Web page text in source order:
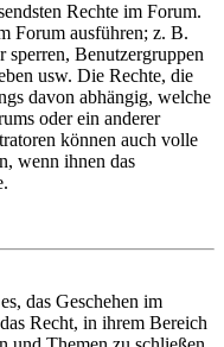
Rechte im Forum.
Forum ausführen; z. B.
sperren, Benutzergruppen
usw. Die Rechte, die
davon abhängig, welche
oder ein anderer
können auch volle
wenn ihnen das
das Geschehen im
Recht, in ihrem Bereich